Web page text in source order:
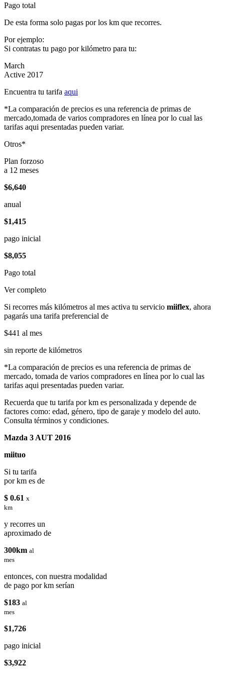
Pago total
De esta forma solo pagas por los km que recorres.
Por ejemplo:
Si contratas tu pago por kilómetro para tu:
March
Active 2017
Encuentra tu tarifa aqui
*La comparación de precios es una referencia de primas de
mercado,tomada de varios compradores en línea por lo cual las
tarifas aqui presentadas pueden variar.
Otros*
Plan forzoso
a 12 meses
$6,640
anual
$1,415
pago inicial
$8,055
Pago total
Ver completo
Si recorres más kilómetros al mes activa tu servicio miiflex, ahora
pagarás una tarifa preferencial de
$441 al mes
sin reporte de kilómetros
*La comparación de precios es una referencia de primas de
mercado, tomada de varios compradores en línea por lo cual las
tarifas aqui presentadas pueden variar.
Recuerda que tu tarifa por km es personalizada y depende de
factores como: edad, género, tipo de garaje y modelo del auto.
Consulta términos y condiciones.
Mazda 3 AUT 2016
miituo
Si tu tarifa
por km es de
$ 0.61 x
km
y recorres un
aproximado de
300km al
mes
entonces, con nuestra modalidad
de pago por km serían
$183 al
mes
$1,726
pago inicial
$3,922